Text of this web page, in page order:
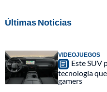
Últimas Noticias
VIDEOJUEGOS
Este SUV
tecnología
gamers